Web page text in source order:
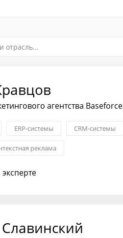
агентства Baseforce
ERP-системы CRM-системы
реклама